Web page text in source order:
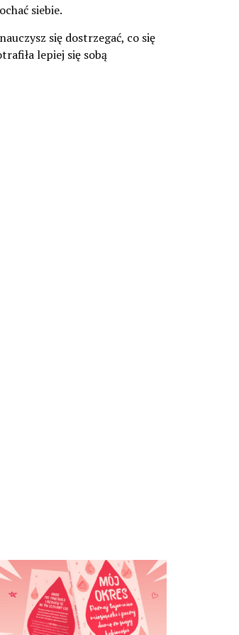
siebie.
się dostrzegać, co się
lepiej się sobą